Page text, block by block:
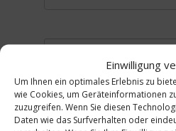
Einwilligung
Um Ihnen ein optimales Erlebnis zu
wie Cookies, um Geräteinformationen
zuzugreifen. Wenn Sie diesen
Daten wie das Surfverhalten oder
Onkel Hermann
Dietram Köster,
das